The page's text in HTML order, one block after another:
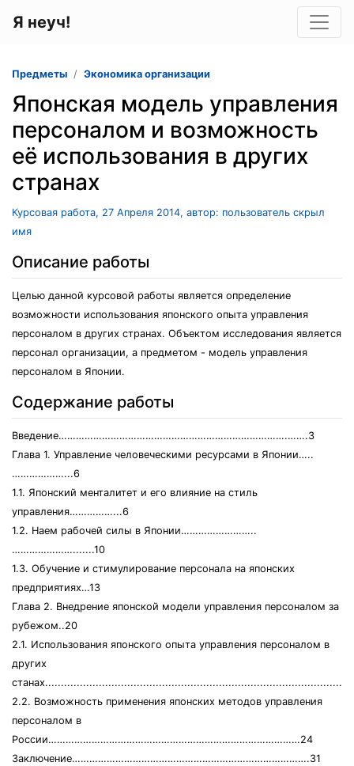
Я неуч!
Предметы Экономика организации
Японская модель управления
персоналом и возможность
её использования в других
странах
Курсовая работа, 27 Апреля 2014, автор: пользователь скрыл
имя
Описание работы
Целью данной курсовой работы является определение
возможности использования японского опыта управления
персоналом в других странах. Объектом исследования является
персонал организации, а предметом - модель управления
персоналом в Японии.
Содержание работы
Введение…………………………………………………………………….…….3
Глава 1. Управление человеческими ресурсами в Японии…..
………………...6
1.1. Японский менталитет и его влияние на стиль
управления……………...6
1.2. Наем рабочей силы в Японии……………………..
………………….......10
1.3. Обучение и стимулирование персонала на японских
предприятиях…13
Глава 2. Внедрение японской модели управления персоналом за
рубежом..20
2.1. Использования японского опыта управления персоналом в
других
2.2. Возможность применения японских методов управления
персоналом в
России……………………………………………………………………………24
Заключение……………………………………………………………………….31